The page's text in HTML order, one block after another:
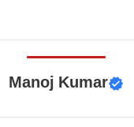
Manoj Kumar